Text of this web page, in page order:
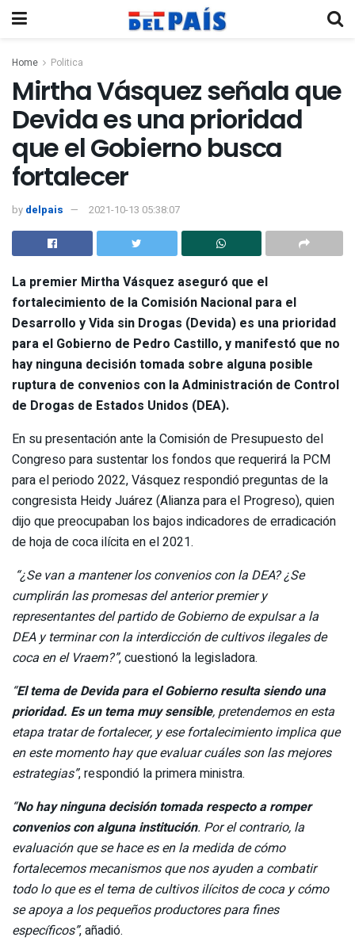
Home Politica
Mirtha Vásquez señala que
Devida es una prioridad
que el Gobierno busca
fortalecer
by delpais 2021-10-13 05:38:07
La premier Mirtha Vásquez aseguró que el
fortalecimiento de la Comisión Nacional para el
Desarrollo y Vida sin Drogas (Devida) es una prioridad
para el Gobierno de Pedro Castillo, y manifestó que no
hay ninguna decisión tomada sobre alguna posible
ruptura de convenios con la Administración de Control
de Drogas de Estados Unidos (DEA).
En su presentación ante la Comisión de Presupuesto del
Congreso para sustentar los fondos que requerirá la PCM
para el periodo 2022, Vásquez respondió preguntas de la
congresista Heidy Juárez (Alianza para el Progreso), quien
dijo que preocupaban los bajos indicadores de erradicación
de hoja de coca ilícita en el 2021.
“¿Se van a mantener los convenios con la DEA? ¿Se
cumplirán las promesas del anterior premier y
representantes del partido de Gobierno de expulsar a la
DEA y terminar con la interdicción de cultivos ilegales de
coca en el Vraem?”, cuestionó la legisladora.
“El tema de Devida para el Gobierno resulta siendo una
prioridad. Es un tema muy sensible, pretendemos en esta
etapa tratar de fortalecer, y ese fortalecimiento implica que
en este momento hay que evaluar cuáles son las mejores
estrategias”, respondió la primera ministra.
“No hay ninguna decisión tomada respecto a romper
convenios con alguna institución. Por el contrario, la
evaluación que se hace es en la medida de cómo
fortalecemos mecanismos que nos ayuden a combatir
todo lo que es el tema de cultivos ilícitos de coca y cómo
se apoya a los pequeños productores para fines
específicos”, añadió.